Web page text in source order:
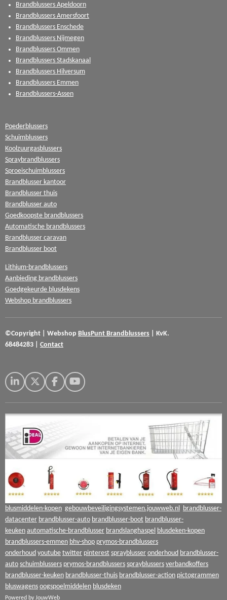
Brandblussers Apeldoorn
Brandblussers Amersfoort
Brandblussers Enschede
Brandblussers Nijmegen
Brandblussers Ommen
Brandblussers Stadskanaal
Brandblussers Hilversum
Brandblussers Emmen
Brandblussers-Assen
Poederblussers
Schuimblussers
Koolzuurgasblussers
Spraybrandblussers
Sproeischuimblussers
Brandblusser kantoor
Brandblusser thuis
Brandblusser auto
Goedkoopste brandblussers
Automatische brandblussers
Brandblusser caravan
Brandblusser boot
Lithium-brandblussers
Aanbieding brandblussers
Goedgekeurde blusdekens
Webshop brandblussers
©Copyright Webshop BlusPunt Brandblussers
KvK.
68484283
Contact
L
n
k
d
I
n
X
F
c
e
Y
u
T
blusmiddelen-kopen gebouwbeveiligingsystemen.jouwweb.nl brandblusser-
datacenter brandblusser-auto brandblusser-boot brandblusser-
keuken automatische-brandblusser brandslanghaspel blusdeken-kopen
brandblussers-emmen bhv-shop prymos-brandblussers
onderhoud youtube twitter pinterest sprayblusser onderhoud brandblusser-
auto schuimblussers prymos-brandblussers sprayblussers verbandkoffers
brandblusser-keuken brandblusser-thuis brandblusser-action pictogrammen
bluswagens oogspoelmiddelen blusdeken
Powered by JouwWeb